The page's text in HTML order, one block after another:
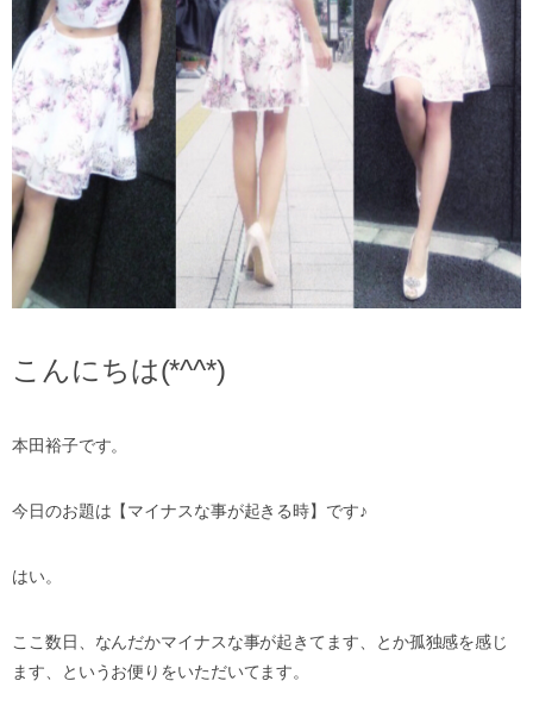
こんにちは(*^^*)
本田裕子です。
今日のお題は【マイナスな事が起きる時】です♪
はい。
ここ数日、なんだかマイナスな事が起きてます、
とか孤独感を感じ
ます、というお便りをいただいてます。